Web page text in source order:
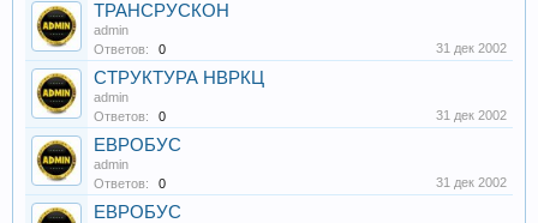
ТРАНСРУСКОН
admin
Ответов:
0 31 дек 2002
СТРУКТУРА НВРКЦ
admin
Ответов:
0 31 дек 2002
ЕВРОБУС
admin
Ответов:
0 31 дек 2002
ЕВРОБУС